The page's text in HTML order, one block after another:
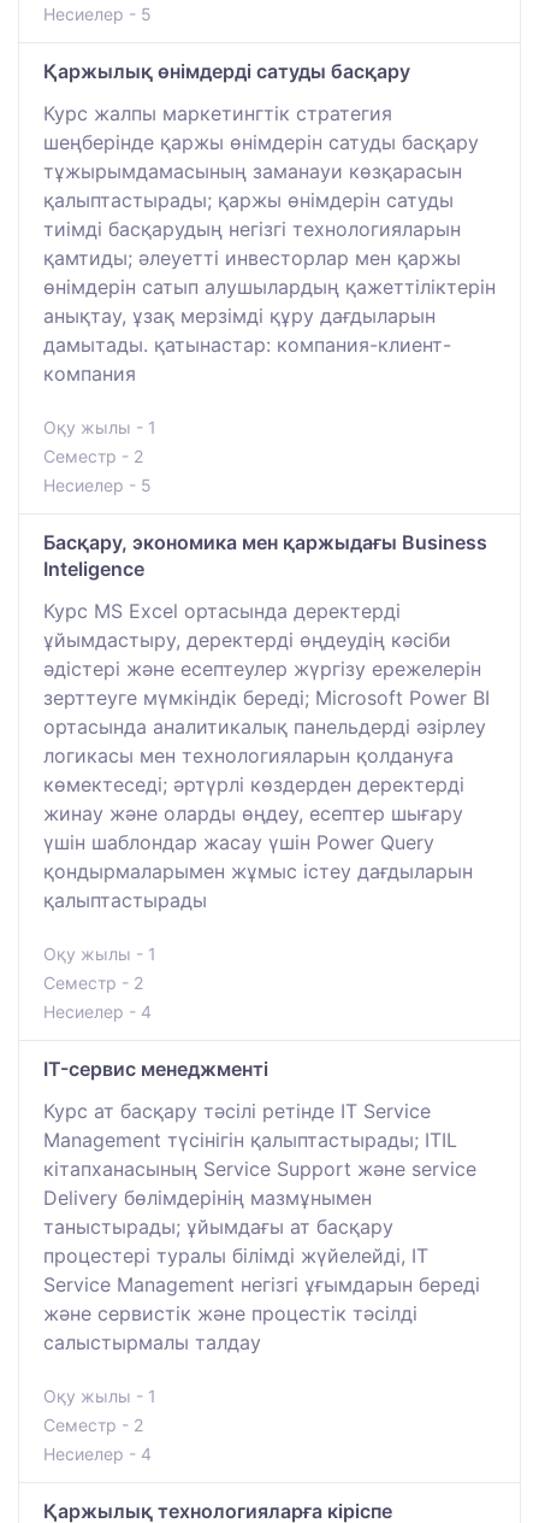
Несиелер - 5
Қаржылық өнімдерді сатуды басқару
Курс жалпы маркетингтік стратегия
шеңберінде қаржы өнімдерін сатуды басқару
тұжырымдамасының заманауи көзқарасын
қалыптастырады; қаржы өнімдерін сатуды
тиімді басқарудың негізгі технологияларын
қамтиды; әлеуетті инвесторлар мен қаржы
өнімдерін сатып алушылардың қажеттіліктерін
анықтау, ұзақ мерзімді құру дағдыларын
дамытады. қатынастар: компания-клиент-
компания
Оқу жылы - 1
Семестр - 2
Несиелер - 5
Басқару, экономика мен қаржыдағы Business
Inteligence
Курс MS Excel ортасында деректерді
ұйымдастыру, деректерді өңдеудің кәсіби
әдістері және есептеулер жүргізу ережелерін
зерттеуге мүмкіндік береді; Microsoft Power BI
ортасында аналитикалық панельдерді әзірлеу
логикасы мен технологияларын қолдануға
көмектеседі; әртүрлі көздерден деректерді
жинау және оларды өңдеу, есептер шығару
үшін шаблондар жасау үшін Power Query
қондырмаларымен жұмыс істеу дағдыларын
қалыптастырады
Оқу жылы - 1
Семестр - 2
Несиелер - 4
IT-сервис менеджменті
Курс ат басқару тәсілі ретінде IT Service
Management түсінігін қалыптастырады; ITIL
кітапханасының Service Support және service
Delivery бөлімдерінің мазмұнымен
таныстырады; ұйымдағы ат басқару
процестері туралы білімді жүйелейді, IT
Service Management негізгі ұғымдарын береді
және сервистік және процестік тәсілді
салыстырмалы талдау
Оқу жылы - 1
Семестр - 2
Несиелер - 4
Қаржылық технологияларға кіріспе